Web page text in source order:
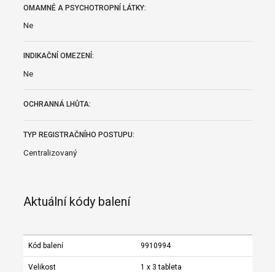
OMAMNÉ A PSYCHOTROPNÍ LÁTKY:
Ne
INDIKAČNÍ OMEZENÍ:
Ne
OCHRANNÁ LHŮTA:
TYP REGISTRAČNÍHO POSTUPU:
Centralizovaný
Aktuální kódy balení
Kód balení 9910994
Velikost 1 x 3 tableta